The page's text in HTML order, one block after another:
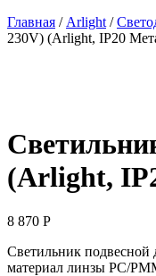
Главная / Arlight /
230V) (Arlight, IP20
(Arlight,
8 870 Р
Светильник
материал линзы PC/